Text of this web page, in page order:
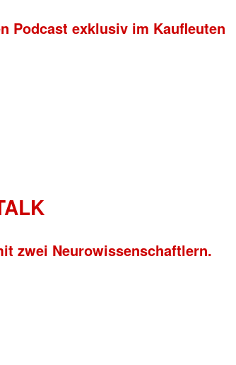
Podcast exklusiv im Kaufleuten
zwei Neurowissenschaftlern.